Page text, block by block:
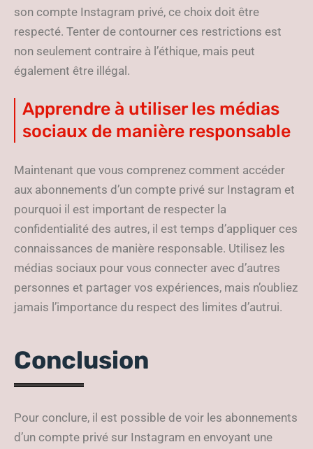
son compte Instagram privé, ce choix doit être
respecté. Tenter de contourner ces restrictions est
non seulement contraire à l’éthique, mais peut
également être illégal.
Apprendre à utiliser les médias
sociaux de manière responsable
Maintenant que vous comprenez comment accéder
aux abonnements d’un compte privé sur Instagram et
pourquoi il est important de respecter la
confidentialité des autres, il est temps d’appliquer ces
connaissances de manière responsable. Utilisez les
médias sociaux pour vous connecter avec d’autres
personnes et partager vos expériences, mais n’oubliez
jamais l’importance du respect des limites d’autrui.
Conclusion
Pour conclure, il est possible de voir les abonnements
d’un compte privé sur Instagram en envoyant une